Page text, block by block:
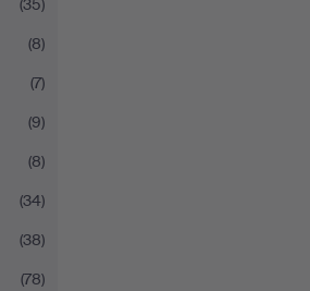
(35)
(8)
(7)
(9)
(8)
(34)
(38)
(78)